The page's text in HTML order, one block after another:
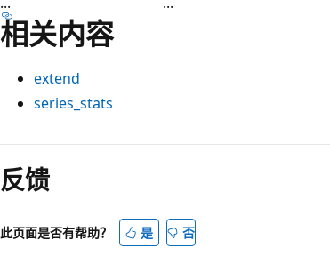
相关内容
extend
series_stats
反馈
此页面是否有帮助？ 是 否